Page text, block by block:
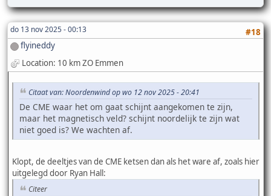
do 13 nov 2025 - 00:13
#18
flyineddy
Location: 10 km ZO Emmen
Citaat van: Noordenwind op wo 12 nov 2025 - 20:41
De CME waar het om gaat schijnt aangekomen te zijn,
maar het magnetisch veld? schijnt noordelijk te zijn wat
niet goed is? We wachten af.
Klopt, de deeltjes van de CME ketsen dan als het ware af, zoals hier
uitgelegd door Ryan Hall:
Citeer